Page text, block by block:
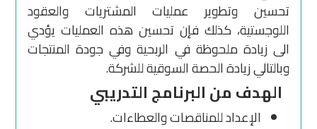
تحسين وتطوير عمليات المشتريات والعقود
اللوجستية، كذلك فإن تحسين هذه العمليات يؤدي
الى زيادة ملحوظة في الربحية وفي جودة المنتجات
وبالتالي زيادة الحصة السوقية للشركة.
الهدف من البرنامج التدريبي
الإعداد للمناقصات والعطاءات.